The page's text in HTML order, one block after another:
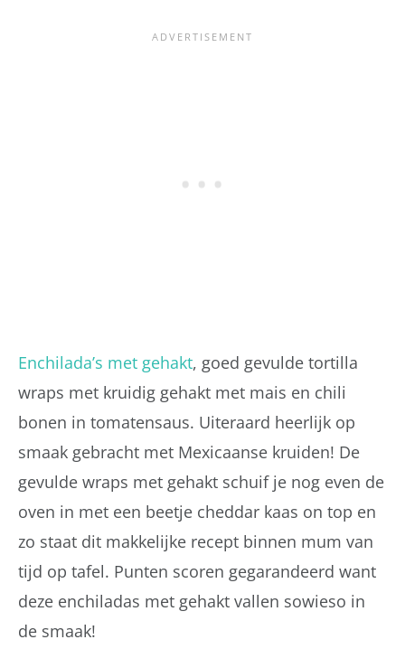
Enchilada’s met gehakt, goed gevulde tortilla
wraps met kruidig gehakt met mais en chili
bonen in tomatensaus. Uiteraard heerlijk op
smaak gebracht met Mexicaanse kruiden! De
gevulde wraps met gehakt schuif je nog even de
oven in met een beetje cheddar kaas on top en
zo staat dit makkelijke recept binnen mum van
tijd op tafel. Punten scoren gegarandeerd want
deze enchiladas met gehakt vallen sowieso in
de smaak!